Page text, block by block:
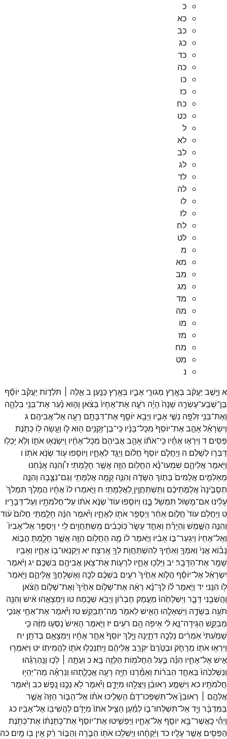
כ
כא
כב
כג
כד
כה
כו
כז
כח
כט
ל
לא
לב
לג
לד
לה
לו
לז
לח
לט
מ
מא
מב
מג
מד
מה
מו
מז
מח
מט
נ
א וַיֵּ֣שֶׁב יַעֲקֹ֔ב בְּאֶ֖רֶץ מְגוּרֵ֣י אָבִ֑יו בְּאֶ֖רֶץכְּנָֽעַן׃ באֵ֣לֶּה ׀ תֹּלְד֣וֹת יַעֲקֹ֗ב יוֹסֵ֞ף
בֶּן־שְׁבַֽע־עֶשְׂרֵ֤ה שָׁנָה֙ הָיָ֨ה רֹעֶ֤ה אֶת־אֶחָיו֙ בַּצֹּ֔אן וְה֣וּא נַ֗עַראֶת־בְּנֵ֥י בִלְהָ֛ה
וְאֶת־בְּנֵ֥י זִלְפָּ֖ה נְשֵׁ֣י אָבִ֑יו וַיָּבֵ֥א יוֹסֵ֛ף אֶת־דִּבָּתָ֥ם רָעָ֖ה אֶל־אֲבִיהֶֽם׃ ג
וְיִשְׂרָאֵ֗לאָהַ֤באֶת־יוֹסֵף֙ מִכָּל־בָּנָ֔יו כִּֽי־בֶן־זְקֻנִ֥ים ה֖וּאל֑וֹ וְעָ֥שָׂה ל֖וֹ כְּתֹ֥נֶת
פַּסִּֽים׃ ד וַיִּרְא֣וּאֶחָ֗יו כִּֽי־אֹת֞וֹ אָהַ֤באֲבִיהֶם֙ מִכָּל־אֶחָ֔יו וַֽיִּשְׂנְא֖וּאֹת֑וֹ וְלֹ֥א יָכְל֖וּ
דַּבְּר֥וֹ לְשָׁלֹֽם׃ ה וַיַּחֲלֹ֤ם יוֹסֵף֙ חֲל֔וֹם וַיַּגֵּ֖דלְאֶחָ֑יו וַיּוֹסִ֥פוּע֖וֹד שְׂנֹ֥אאֹתֽוֹ׃ ו
וַיֹּ֖אמֶראֲלֵיהֶ֑ם שִׁמְעוּ־נָ֕א הַחֲל֥וֹם הַזֶּ֖ה אֲשֶׁ֥ר חָלָֽמְתִּי׃ זוְ֠הִנֵּה אֲנַ֜חְנוּ
מְאַלְּמִ֤ים אֲלֻמִּים֙ בְּת֣וֹךְ הַשָּׂדֶ֔ה וְהִנֵּ֛ה קָ֥מָה אֲלֻמָּתִ֖י וְגַם־נִצָּ֑בָה וְהִנֵּ֤ה
תְסֻבֶּ֙ינָה֙אֲלֻמֹּ֣תֵיכֶ֔ם וַתִּֽשְׁתַּחֲוֶ֖יןָ לַאֲלֻמָּתִֽי׃ ח וַיֹּ֤אמְרוּלוֹ֙אֶחָ֔יו הֲמָלֹ֤ךְ תִּמְלֹךְ֙
עָלֵ֔ינוּאִם־מָשׁ֥וֹל תִּמְשֹׁ֖ל בָּ֑נוּ וַיּוֹסִ֤פוּעוֹד֙ שְׂנֹ֣אאֹת֔וֹ עַל־חֲלֹמֹתָ֖יו וְעַל־דְּבָרָֽיו׃
ט וַיַּחֲלֹ֥ם עוֹד֙ חֲל֣וֹם אַחֵ֔ר וַיְסַפֵּ֥ראֹת֖וֹ לְאֶחָ֑יו וַיֹּ֗אמֶר הִנֵּ֨ה חָלַ֤מְתִּֽי חֲלוֹם֙ע֔וֹד
וְהִנֵּ֧ה הַשֶּׁ֣מֶשׁ וְהַיָּרֵ֗חַ וְאַחַ֤דעָשָׂר֙כּֽוֹכָבִ֔ים מִֽשְׁתַּחֲוִ֖ים לִֽי׃ י וַיְסַפֵּ֣ראֶל־אָבִיו֮
וְאֶל־אֶחָיו֒ וַיִּגְעַר־בּ֣וֹ אָבִ֔יו וַיֹּ֣אמֶרל֔וֹ מָ֛ה הַחֲל֥וֹם הַזֶּ֖ה אֲשֶׁ֣ר חָלָ֑מְתָּ הֲב֣וֹא
נָב֗וֹאאֲנִי֙ וְאִמְּךָ֣ וְאַחֶ֔יךָלְהִשְׁתַּחֲוֺ֥תלְךָ֖אָֽרְצָה׃ יא וַיְקַנְאוּ־ב֖וֹ אֶחָ֑יו וְאָבִ֖יו
שָׁמַ֥ראֶת־הַדָּבָֽר׃ יב וַיֵּלְכ֖וּאֶחָ֑יו לִרְע֛וֹתאֶׄתׄ־צֹ֥אן אֲבִיהֶ֖ם בִּשְׁכֶֽם׃ יג וַיֹּ֨אמֶר
יִשְׂרָאֵ֜לאֶל־יוֹסֵ֗ף הֲל֤וֹאאַחֶ֙יךָ֙ רֹעִ֣ים בִּשְׁכֶ֔ם לְכָ֖ה וְאֶשְׁלָחֲךָ֣אֲלֵיהֶ֑ם וַיֹּ֥אמֶר
ל֖וֹ הִנֵּֽנִי׃ יד וַיֹּ֣אמֶרל֗וֹ לֶךְ־נָ֨א רְאֵ֜ה אֶת־שְׁל֤וֹם אַחֶ֙יךָ֙ וְאֶת־שְׁל֣וֹם הַצֹּ֔אן
וַהֲשִׁבֵ֖נִי דָּבָ֑ר וַיִּשְׁלָחֵ֙הוּ֙ מֵעֵ֣מֶק חֶבְר֔וֹן וַיָּבֹ֖א שְׁכֶֽמָה׃ טו וַיִּמְצָאֵ֣הוּאִ֔ישׁ וְהִנֵּ֥ה
תֹעֶ֖ה בַּשָּׂדֶ֑ה וַיִּשְׁאָלֵ֧הוּ הָאִ֛ישׁלֵאמֹ֖ר מַה־תְּבַקֵּֽשׁ׃טז וַיֹּ֕אמֶראֶת־אַחַ֖י אָנֹכִ֣י
מְבַקֵּ֑שׁ הַגִּֽידָה־נָּ֣אלִ֔י אֵיפֹ֖ה הֵ֥ם רֹעִֽים׃ יז וַיֹּ֤אמֶר הָאִישׁ֙ נָסְע֣וּ מִזֶּ֔ה כִּ֤י
שָׁמַ֙עְתִּי֙אֹֽמְרִ֔ים נֵלְכָ֖ה דֹּתָ֑יְנָה וַיֵּ֤לֶךְ יוֹסֵף֙אַחַ֣ראֶחָ֔יו וַיִּמְצָאֵ֖ם בְּדֹתָֽן׃ יח
וַיִּרְא֥וּאֹת֖וֹ מֵרָחֹ֑ק וּבְטֶ֙רֶם֙ יִקְרַ֣באֲלֵיהֶ֔ם וַיִּֽתְנַכְּל֥וּאֹת֖וֹ לַהֲמִיתֽוֹ׃ יט וַיֹּאמְר֖וּ
אִ֣ישׁאֶל־אָחִ֑יו הִנֵּ֗ה בַּ֛עַל הַחֲלֹמ֥וֹת הַלָּזֶ֖ה בָּֽא׃כ וְעַתָּ֣ה ׀ לְכ֣וּ וְנַֽהַרְגֵ֗הוּ
וְנַשְׁלִכֵ֙הוּ֙ בְּאַחַ֣ד הַבֹּר֔וֹת וְאָמַ֕רְנוּ חַיָּ֥ה רָעָ֖ה אֲכָלָ֑תְהוּ וְנִרְאֶ֕ה מַה־יִּהְי֖וּ
חֲלֹמֹתָֽיו׃ כא וַיִּשְׁמַ֣ע רְאוּבֵ֔ן וַיַּצִּלֵ֖הוּ מִיָּדָ֑ם וַיֹּ֕אמֶרלֹ֥א נַכֶּ֖נּוּ נָֽפֶשׁ׃כב וַיֹּ֨אמֶר
אֲלֵהֶ֣ם ׀
רְאוּבֵן֮אַל־תִּשְׁפְּכוּ־דָם֒ הַשְׁלִ֣יכוּאֹת֗וֹ אֶל־הַבּ֤וֹר הַזֶּה֙אֲשֶׁ֣ר
בַּמִּדְבָּ֔ר וְיָ֖דאַל־תִּשְׁלְחוּ־ב֑וֹ לְמַ֗עַן הַצִּ֤ילאֹתוֹ֙ מִיָּדָ֔ם לַהֲשִׁיב֖וֹ אֶל־אָבִֽיו׃ כג
וַֽיְהִ֕י כַּֽאֲשֶׁר־בָּ֥א יוֹסֵ֖ף אֶל־אֶחָ֑יו וַיַּפְשִׁ֤יטוּאֶת־יוֹסֵף֙אֶת־כֻּתָּנְתּ֔וֹ אֶת־כְּתֹ֥נֶת
הַפַּסִּ֖ים אֲשֶׁ֥רעָלָֽיו׃ כד וַיִּ֨קָּחֻ֔הוּ וַיַּשְׁלִ֥כוּאֹת֖וֹ הַבֹּ֑רָה וְהַבּ֣וֹר רֵ֔ק אֵ֥ין בּ֖וֹ מָֽיִם׃ כה